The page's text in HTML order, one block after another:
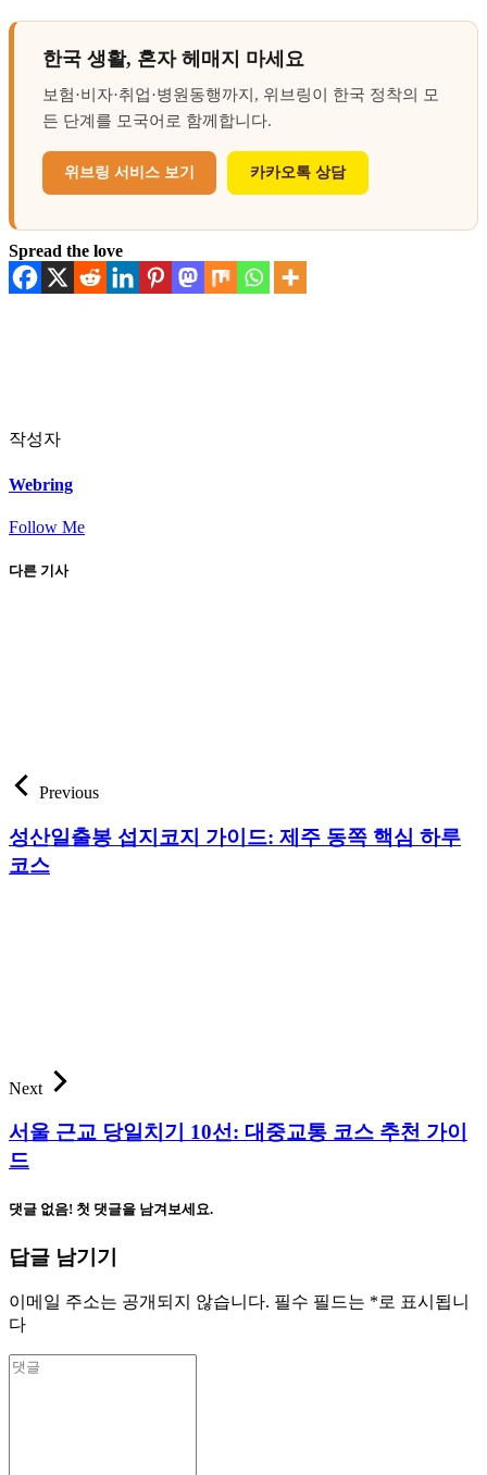
한국 생활, 혼자 헤매지 마세요
보험·비자·취업·병원동행까지, 위브링이 한국 정착의 모
든 단계를 모국어로 함께합니다.
위브링 서비스 보기 카카오톡 상담
Spread the love
작성자
Webring
Follow Me
다른 기사
Previous
성산일출봉 섭지코지 가이드: 제주 동쪽 핵심 하루
코스
Next
서울 근교 당일치기 10선: 대중교통 코스 추천 가이
드
댓글 없음! 첫 댓글을 남겨보세요.
답글 남기기
이메일 주소는 공개되지 않습니다. 필수 필드는 *로 표시됩니
다